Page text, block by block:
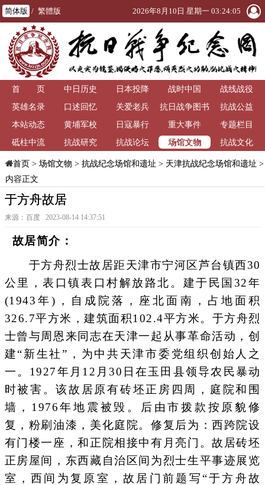
简体版 / 繁體版 2026年8月10日 星期一 03:24:06
首 页 中日历史 日本投降 战时中国
战线战役
英雄名录
口述回忆 关爱老兵
抗日战争图书
馆
抗战公益
本站动态
黄埔军校 日寇暴行 重大事件
专题栏目
砥柱中流
抗战研究 抗战论坛 场馆文物 抗战文化
首页> 场馆文物 > 抗战纪念场馆和遗址 > 天津抗战纪念场馆和遗址 >
内容正文
于方舟故居
来源：百度 2023-08-14 14:37:51
故居简介：
于方舟烈士故居距天津市宁河区芦台镇西30
公里，表口镇表口村解放路北。建于民国32年
(1943年)，自成院落，座北面南，占地面积
326.7平方米，建筑面积102.4平方米。于方舟烈
士曾与周恩来同志在天津一起从事革命活动，创
建“新生社”，为中共天津市委党组织创始人之
一。1927年月12月30日在玉田县领导农民暴动
时被害。该故居原有砖坯正房四周，庭院和围
墙，1976年地震被毁。后由市拨款按原貌修
复，粉刷油漆，美化庭院。修复后为：西跨院设
有门楼一座，和正院相接中有月亮门。故居砖坯
正房屋间，东西藏自治区间为烈士生平事迹展览
室，西间为复原室，故居门前题写“于方舟故